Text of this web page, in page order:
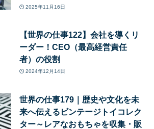
2025年11月16日
【世界の仕事122】会社を導くリ
ーダー！CEO（最高経営責任
者）の役割
2024年12月14日
世界の仕事179｜歴史や文化を未
来へ伝えるビンテージトイコレク
ター～レアなおもちゃを収集・販